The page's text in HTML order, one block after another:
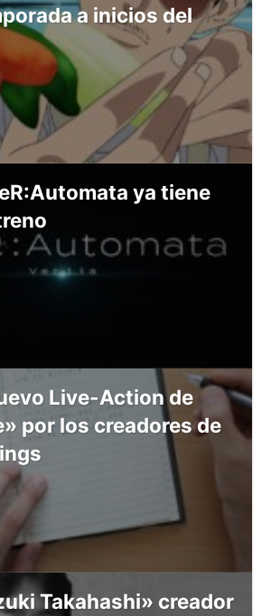
a inicios del
ya tiene
Live-Action de
por los creadores de
Takahashi» creador